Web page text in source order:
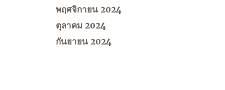
พฤศจิกายน 2024
ตุลาคม 2024
กันยายน 2024